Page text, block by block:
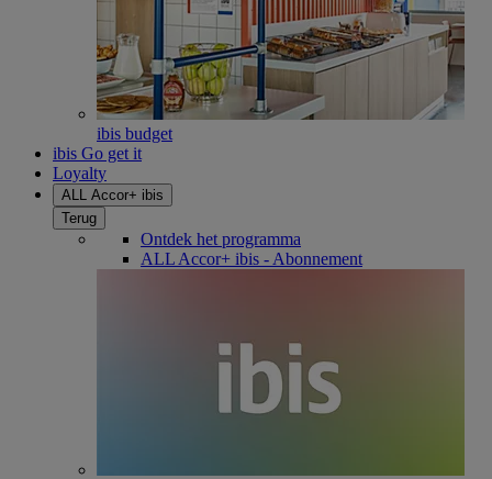
ibis budget
ibis Go get it
Loyalty
ALL Accor+ ibis
Terug
Ontdek het programma
ALL Accor+ ibis - Abonnement